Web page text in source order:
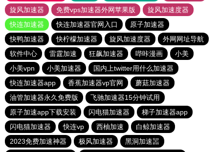
旋风加速器
免费vps加速器外网苹果版
旋风加速度器
快连加速器
快连加速器官网入口
原子加速器
快鸭加速器
快柠檬加速器 旋风加速度器
外网网址导航
软件中心
雷霆加速 狂飙加速器 哔咔漫画
小美
小美vpn
小美加速器
国内上twitter用什么加速器
快连加速器app
香蕉加速器vp官网
蘑菇加速器
油管加速器永久免费版
飞驰加速器15分钟试用
原子加速app下载安装
闪电猫加速器
梯子加速器app
闪电猫加速器
快连vp 西柚加速
白鲸加速器
2023免费加速神器
极风加速器 黑洞加速噐